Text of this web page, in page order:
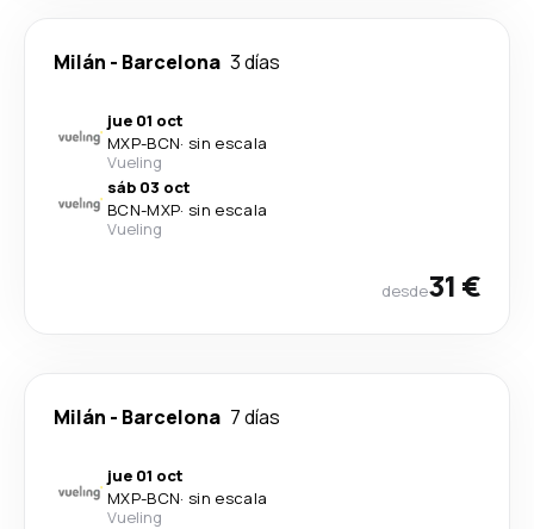
Milán - Barcelona 3 días
jue 01 oct
MXP-BCN· sin escala
Vueling
sáb 03 oct
BCN-MXP· sin escala
Vueling
desde31 €
Milán - Barcelona 7 días
jue 01 oct
MXP-BCN· sin escala
Vueling